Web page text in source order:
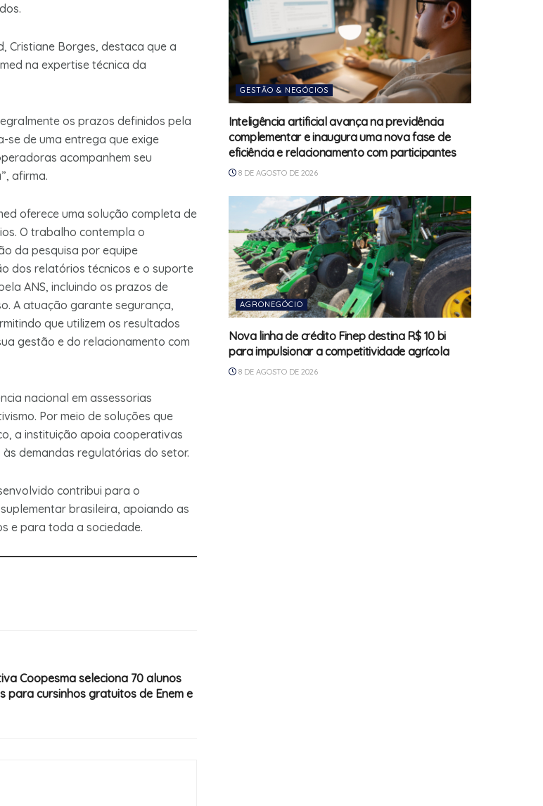
Cristiane Borges, destaca que a
na expertise técnica da
os prazos definidos pela
se de uma entrega que exige
acompanhem seu
afirma.
oferece uma solução completa de
O trabalho contempla o
da pesquisa por equipe
dos relatórios técnicos e o suporte
ANS, incluindo os prazos de
A atuação garante segurança,
que utilizem os resultados
gestão e do relacionamento com
nacional em assessorias
Por meio de soluções que
a instituição apoia cooperativas
demandas regulatórias do setor.
contribui para o
brasileira, apoiando as
e para toda a sociedade.
Coopesma seleciona 70 alunos
para cursinhos gratuitos de Enem e
GESTÃO & NEGÓCIOS
Inteligência artificial avança na previdência
complementar e inaugura uma nova fase de
eficiência e relacionamento com participantes
8 DE AGOSTO DE 2026
AGRONEGÓCIO
Nova linha de crédito Finep destina R$ 10 bi
para impulsionar a competitividade agrícola
8 DE AGOSTO DE 2026